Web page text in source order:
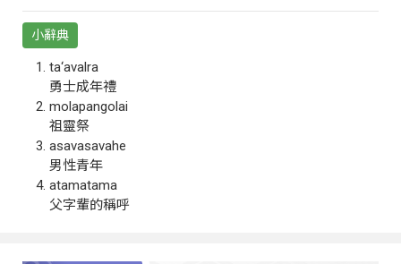
小辭典
ta‘avalra
勇士成年禮
molapangolai
祖靈祭
asavasavahe
男性青年
atamatama
父字輩的稱呼